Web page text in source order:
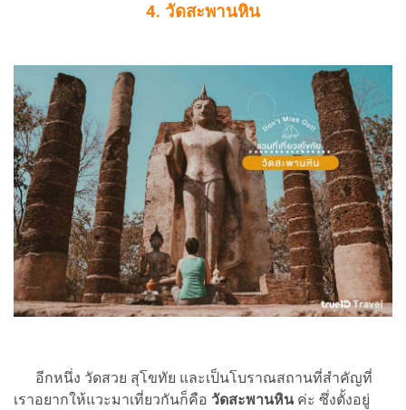
4. วัดสะพานหิน
อีกหนึ่ง วัดสวย สุโขทัย และเป็นโบราณสถานที่สำคัญที่
เราอยากให้แวะมาเที่ยวกันก็คือ วัดสะพานหินค่ะ ซึ่งตั้งอยู่